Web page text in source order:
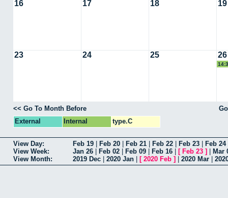
16 17 18 19
23 24 25 26
<< Go To Month Before
External
Internal type.C
View Day: Feb 19 Feb 20 Feb 21 Feb 22 Feb 23 Feb 24
View Week:
Jan 26 Feb 02 Feb 09 Feb 16 [ Feb 23 ]
Mar
View Month:
2019 Dec 2020 Jan [ 2020 Feb ] 2020 Mar